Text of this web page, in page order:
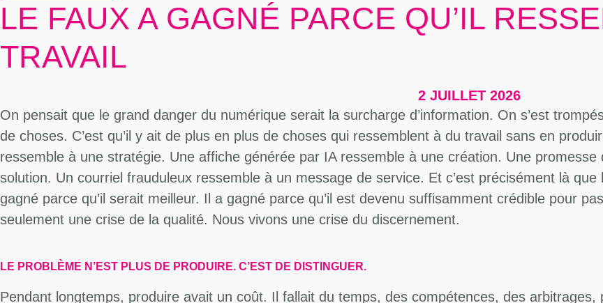
LE FAUX A GAGNÉ PARCE QU’IL
TRAVAIL
2 JUILLET 2026
On pensait que le grand danger du numérique serait la surcharge d’information. On s’est
de choses. C’est qu’il y ait de plus en plus de choses qui ressemblent à du travail sans en
ressemble à une stratégie. Une affiche générée par IA ressemble à une création. Une
solution. Un courriel frauduleux ressemble à un message de service. Et c’est précisément là
gagné parce qu’il serait meilleur. Il a gagné parce qu’il est devenu suffisamment crédible pour
seulement une crise de la qualité. Nous vivons une crise du discernement.
LE PROBLÈME N’EST PLUS DE PRODUIRE. C’EST DE DISTINGUER.
Pendant longtemps, produire avait un coût. Il fallait du temps, des compétences, des